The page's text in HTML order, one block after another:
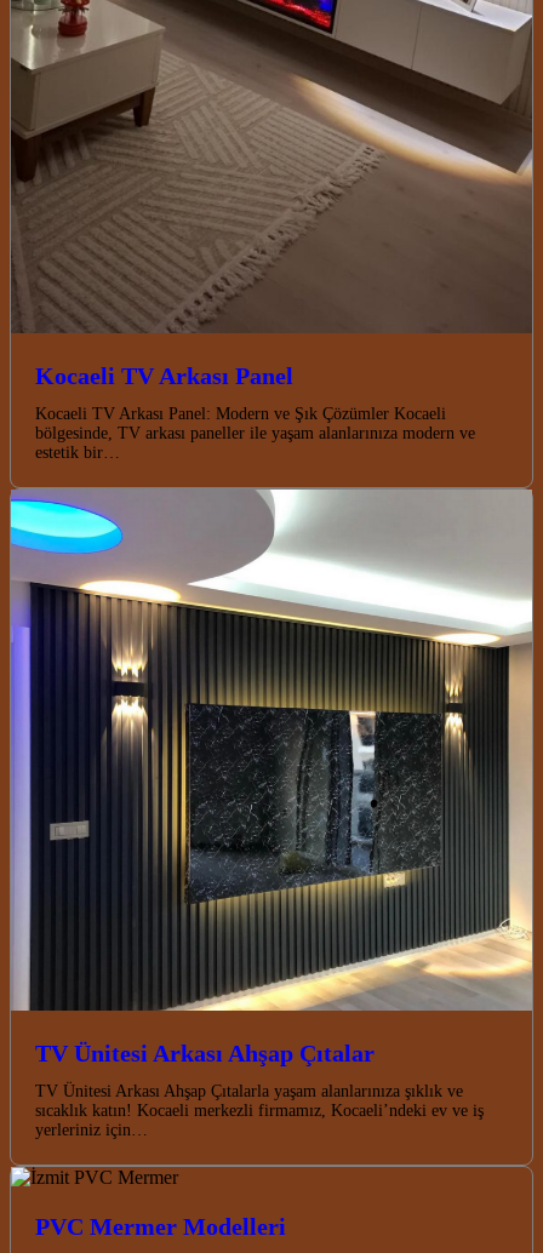
Kocaeli TV Arkası Panel
Kocaeli TV Arkası Panel: Modern ve Şık Çözümler Kocaeli
bölgesinde, TV arkası paneller ile yaşam alanlarınıza modern ve
estetik bir…
TV Ünitesi Arkası Ahşap Çıtalar
TV Ünitesi Arkası Ahşap Çıtalarla yaşam alanlarınıza şıklık ve
sıcaklık katın! Kocaeli merkezli firmamız, Kocaeli’ndeki ev ve iş
yerleriniz için…
PVC Mermer Modelleri